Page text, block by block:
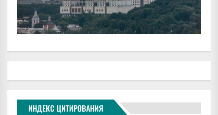
ИНДЕКС ЦИТИРОВАНИЯ